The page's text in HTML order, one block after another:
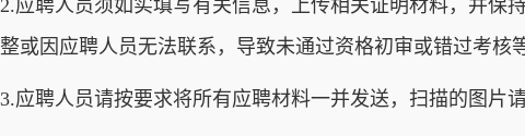
2.应聘人员须如实填写有关信息，上传相关证明材料，并保
或因应聘人员无法联系，导致未通过资格初审或错过考核
3.应聘人员请按要求将所有应聘材料一并发送，扫描的图片